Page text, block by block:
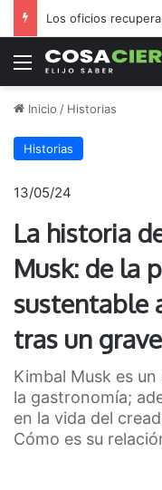
Los oficios
Menú
Inicio / Historias
Historias
13/05/24
La historia
Musk: de la
sustentable
tras un
Kimbal Musk es
la gastronomía;
en la vida del
Cómo es su